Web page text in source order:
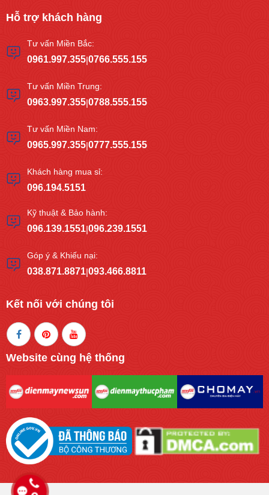
Hỗ trợ khách hàng
Tư vấn Miền Bắc:
0961.997.355|0766.555.155
Tư vấn Miền Trung:
0963.997.355|0788.555.155
Tư vấn Miền Nam:
0965.997.355|0777.555.155
Khách hàng mua sỉ:
096.194.5151
Kỹ thuật & Bảo hành:
096.139.1551|096.239.1551
Góp ý & Khiếu nại:
038.871.8871|093.466.8811
Kết nối với chúng tôi
Website cùng hệ thống